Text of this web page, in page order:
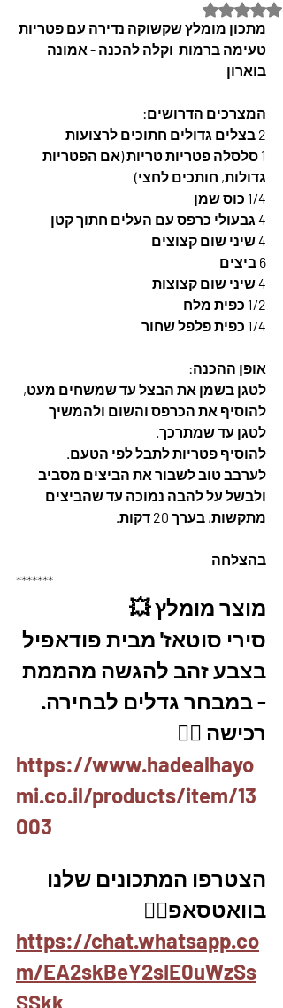
דירוג של NaN מתוך 5 כוכבים
מתכון מומלץ שקשוקה נדירה עם פטריות
טעימה ברמות  וקלה להכנה - אמונה
בוארון
המצרכים הדרושים:
2 בצלים גדולים חתוכים לרצועות
1 סלסלה פטריות טריות (אם הפטריות
גדולות, חותכים לחצי)
1/4 כוס שמן
4 גבעולי כרפס עם העלים חתוך קטן
4 שיני שום קצוצים
6 ביצים
4 שיני שום קצוצות
1/2 כפית מלח
1/4 כפית פלפל שחור
אופן ההכנה:
לטגן בשמן את הבצל עד שמשחים מעט,
להוסיף את הכרפס והשום ולהמשיך
לטגן עד שמתרכך.
להוסיף פטריות לתבל לפי הטעם.
לערבב טוב לשבור את הביצים מסביב
ולבשל על להבה נמוכה עד שהביצים
מתקשות, בערך 20 דקות.
בהצלחה
*******
מוצר מומלץ 💥
סירי סוטאז' מבית פודאפיל
בצבע זהב להגשה מהממת
- במבחר גדלים לבחירה.
רכישה 👇🏽
https://www.hadealhayo
mi.co.il/products/item/13
003
הצטרפו המתכונים שלנו
בוואטסאפ👇🏽
https://chat.whatsapp.co
m/EA2skBeY2sIE0uWzSs
SSkk